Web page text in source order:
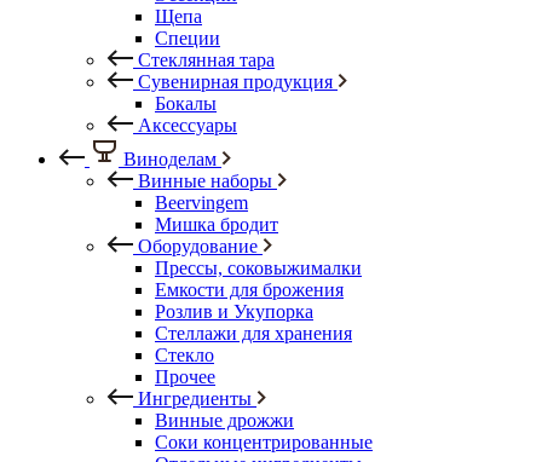
Щепа
Специи
Стеклянная тара
Сувенирная продукция
Бокалы
Аксессуары
Виноделам
Винные наборы
Beervingem
Мишка бродит
Оборудование
Прессы, соковыжималки
Емкости для брожения
Розлив и Укупорка
Стеллажи для хранения
Стекло
Прочее
Ингредиенты
Винные дрожжи
Соки концентрированные